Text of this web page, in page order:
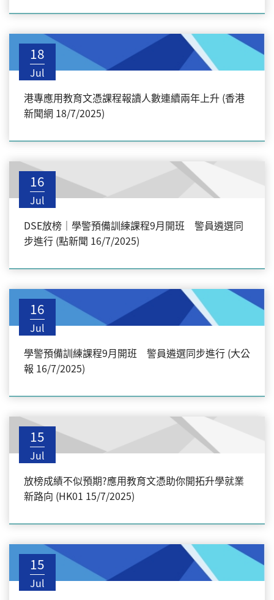
18
Jul
港專應用教育文憑課程報讀人數連續兩年上升 (香港
新聞網 18/7/2025)
16
Jul
DSE放榜｜學警預備訓練課程9月開班 警員遴選同
步進行 (點新聞 16/7/2025)
16
Jul
學警預備訓練課程9月開班 警員遴選同步進行 (大公
報 16/7/2025)
15
Jul
放榜成績不似預期?應用教育文憑助你開拓升學就業
新路向 (HK01 15/7/2025)
15
Jul